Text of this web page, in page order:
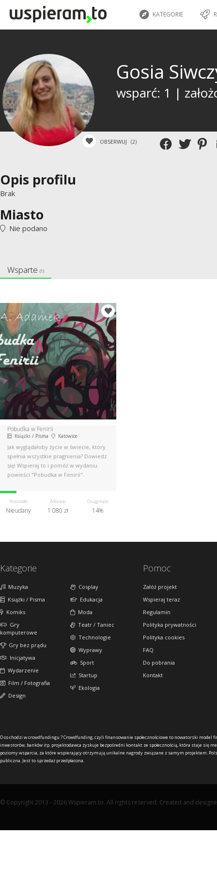
KATEGORIE
Gosia
wsparć: 1 |
OBSERWUJ (2)
Opis profilu
Brak
Miasto
Nie podano
Wsparte (1)
Pobudka w Fenirii
Książki / Pisma Katowice
Jak wyglądałoby życie w świecie, który
spełnia wszystkie pragnienia? Dowiedz
się! Wspieraj to i pomóż w wydaniu
powieści "Pobudka w Fenirii".
Pozostało
Nieudany
Zebrano
1 080 zł
Osiągnięto
14%
Kategorie
Muzyka
Książki / Pisma
Komiks
Gry
komputerowe
Gry bez prądu
Inicjatywa
Wydarzenie
Film / Fotografia
Design
Cosplay
Edukacja
Moda
Teatr / Taniec
Technologie
Wyprawy
Sport
Startup
Ekologia
Pomoc
Załóż projekt
Wspieraj teraz
Regulamin
Polityka prywatności
Polityka cookies
FAQ
Do pobrania
Kontakt
O co chodzi w crowdfundingu ?Crowdfunding, czyli finansowanie społecznościowe to nowatorski model
inwestorów, banków itp. projektodawca zyskuje bezpośredni kontakt ze społecznością, która staje się
poziomy wsparcia, za które wspierający otrzymują unikalne nagrody związane z samym projektem.
publiczna. Jest to sprzedaż przedpłacona.
© Copyright 2013 - 2026 Wspieram.to. All rights reserved. Created and